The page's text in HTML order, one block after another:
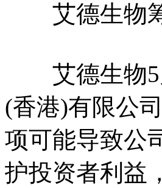
艾德生物筹
艾德生物5
(香港)有限公
项可能导致公
护投资者利益